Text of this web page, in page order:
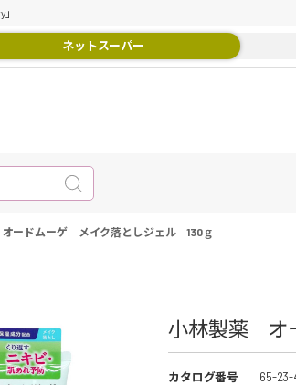
ネットスーパー
ードムーゲ メイク落としジェル 130ｇ
小林製薬 オ
カタログ番号
65-23-